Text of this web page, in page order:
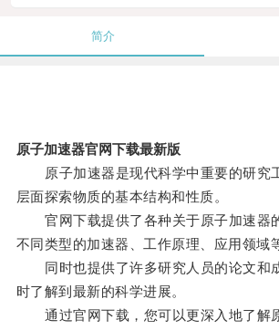
简介
原子加速器官网下载最新版
原子加速器是现代科学中重要的研究
层面探索物质的基本结构和性质。
官网下载提供了各种关于原子加速器
不同类型的加速器、工作原理、应用领域
同时也提供了许多研究人员的论文和
时了解到最新的科学进展。
通过官网下载，您可以更深入地了解